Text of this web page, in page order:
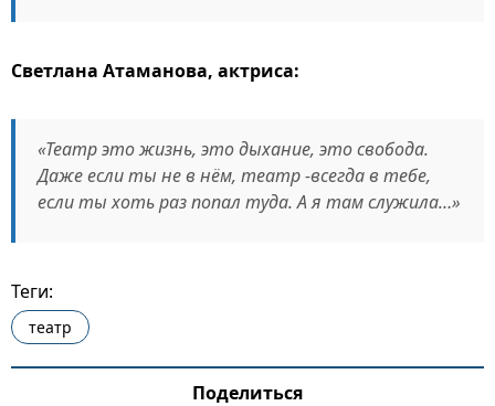
Светлана Атаманова, актриса:
«Театр это жизнь, это дыхание, это свобода.
Даже если ты не в нём, театр -всегда в тебе,
если ты хоть раз попал туда. А я там служила…»
Теги:
театр
Поделиться